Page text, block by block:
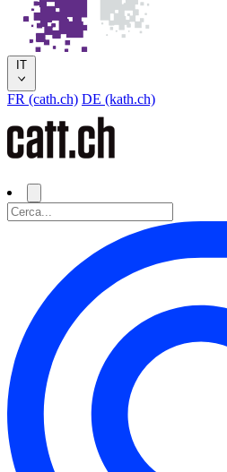
IT
FR (cath.ch) DE (kath.ch)